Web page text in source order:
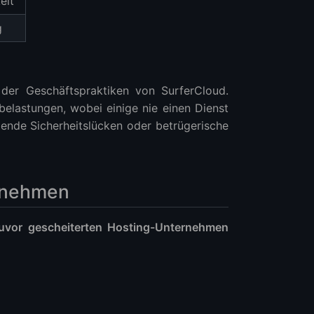
Geschäftspraktiken von SurferCloud.
wobei einige nie einen Dienst
Sicherheitslücken oder betrügerische
gescheiterten Hosting-Unternehmen